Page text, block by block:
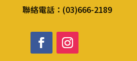
聯絡電話：(03)666-2189